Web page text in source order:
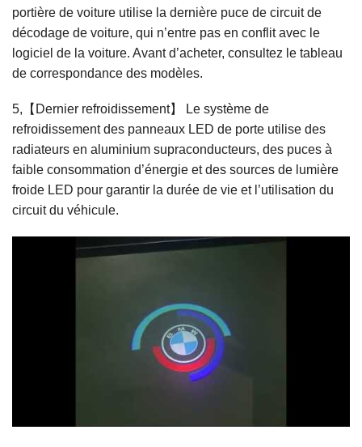
portière de voiture utilise la dernière puce de circuit de
décodage de voiture, qui n’entre pas en conflit avec le
logiciel de la voiture. Avant d’acheter, consultez le tableau
de correspondance des modèles.
5,【Dernier refroidissement】 Le système de
refroidissement des panneaux LED de porte utilise des
radiateurs en aluminium supraconducteurs, des puces à
faible consommation d’énergie et des sources de lumière
froide LED pour garantir la durée de vie et l’utilisation du
circuit du véhicule.